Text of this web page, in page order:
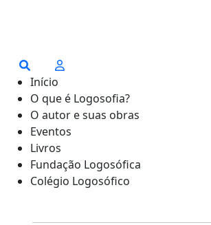
Início
O que é Logosofia?
O autor e suas obras
Eventos
Livros
Fundação Logosófica
Colégio Logosófico